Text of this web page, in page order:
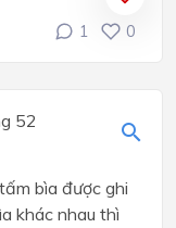
1 0
52
bìa được ghi
khác nhau thì